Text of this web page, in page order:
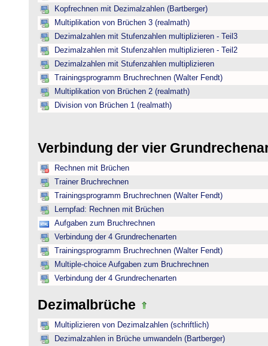
Kopfrechnen mit Dezimalzahlen (Bartberger)
Multiplikation von Brüchen 3 (realmath)
Dezimalzahlen mit Stufenzahlen multiplizieren - Teil3
Dezimalzahlen mit Stufenzahlen multiplizieren - Teil2
Dezimalzahlen mit Stufenzahlen multiplizieren
Trainingsprogramm Bruchrechnen (Walter Fendt)
Multiplikation von Brüchen 2 (realmath)
Division von Brüchen 1 (realmath)
Verbindung der vier
Rechnen mit Brüchen
Trainer Bruchrechnen
Trainingsprogramm Bruchrechnen (Walter Fendt)
Lernpfad: Rechnen mit Brüchen
Aufgaben zum Bruchrechnen
Verbindung der 4 Grundrechenarten
Trainingsprogramm Bruchrechnen (Walter Fendt)
Multiple-choice Aufgaben zum Bruchrechnen
Verbindung der 4 Grundrechenarten
Dezimalbrüche
Multiplizieren von Dezimalzahlen (schriftlich)
Dezimalzahlen in Brüche umwandeln (Bartberger)